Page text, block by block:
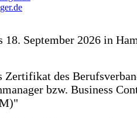
18. September 2026 in
des
bzw. Business